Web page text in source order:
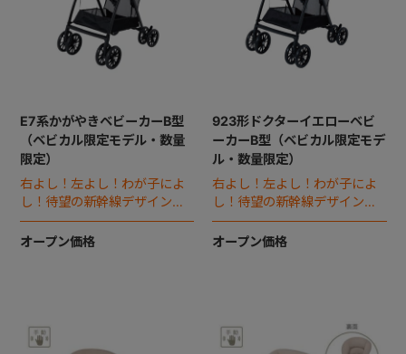
E7系かがやきベビーカーB型
（ベビカル限定モデル・数量
限定）
右よし！左よし！わが子によ
し！待望の新幹線デザインのB
型ベビーカー誕生。
オープン価格
923形ドクターイエローベビ
ーカーB型（ベビカル限定モデ
ル・数量限定）
右よし！左よし！わが子によ
し！待望の新幹線デザインのB
型ベビーカー誕生。
オープン価格